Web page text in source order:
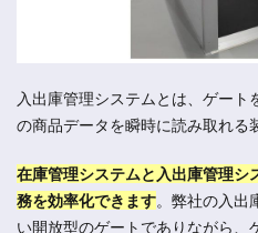
入出庫管理システムとは、ゲート
の商品データを瞬時に読み取れる
在庫管理システムと入出庫管理シ
務を効率化できます。 弊社の入出
い開放型のゲートでありながら、